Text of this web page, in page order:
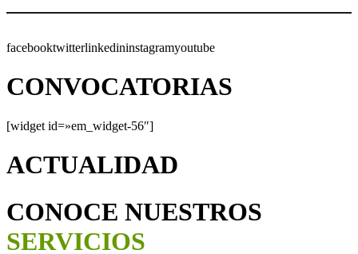
facebooktwitterlinkedininstagramyoutube
CONVOCATORIAS
[widget id=»em_widget-56″]
ACTUALIDAD
CONOCE NUESTROS
SERVICIOS